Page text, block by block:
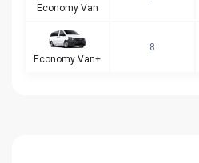
Economy Van
Economy Van+
8